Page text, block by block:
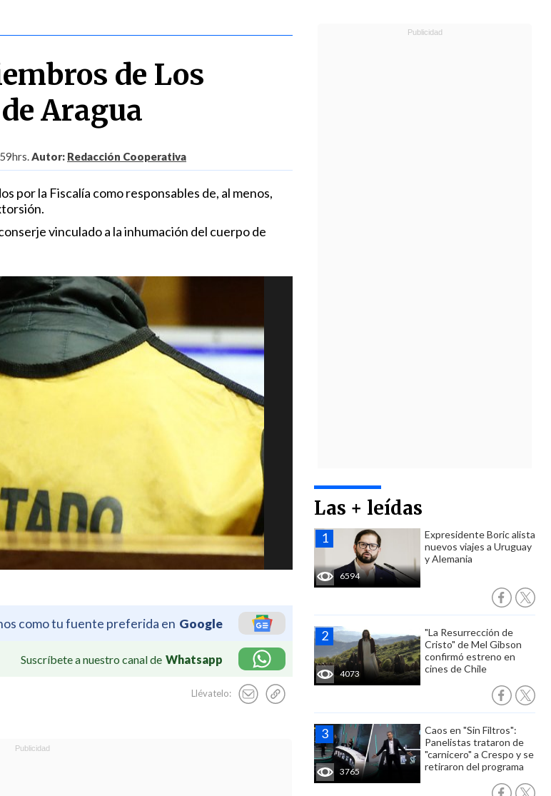
de Los
Aragua
Autor: Redacción Cooperativa
por la Fiscalía como responsables de, al menos,
vinculado a la inhumación del cuerpo de
como tu fuente preferida en Google
Suscríbete a nuestro canal de Whatsapp
Llévatelo:
Las + leídas
6594
Expresidente Boric alista
nuevos viajes a Uruguay
y Alemania
4073
"La Resurrección de
Cristo" de Mel Gibson
confirmó estreno en
cines de Chile
3765
Caos en "Sin Filtros":
Panelistas trataron de
"carnicero" a Crespo y se
retiraron del programa